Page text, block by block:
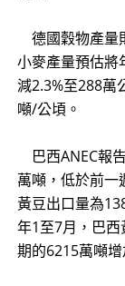
德國穀物產量
小麥產量預估將
減2.3%至288萬
噸/公頃。
巴西ANEC報
萬噸，低於前
黃豆出口量為
年1至7月，巴
期的6215萬噸增